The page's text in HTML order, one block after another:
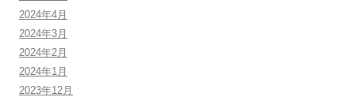
2024年4月
2024年3月
2024年2月
2024年1月
2023年12月